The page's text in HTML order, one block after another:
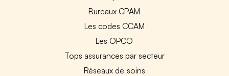
Bureaux CPAM
Les codes CCAM
Les OPCO
Tops assurances par secteur
Réseaux de soins